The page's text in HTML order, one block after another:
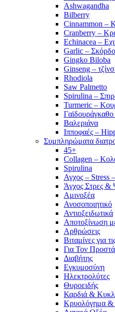
Ashwagandha
Bilberry
Cinnammon –
Cranberry –
Echinacea –
Garlic – Σκόρδο
Gingko Biloba
Ginseng –
Rhodiola
Saw Palmetto
Spirulina –
Turmeric –
Βαλεριάνα
Ιπποφαές –
Συμπληρώματα
45+
Collagen –
Spirulina
Αγχος – Stress
Άγχος Στρες &
Αμινοξέα
Ανοσοποιητικό
Αντιοξειδωτικά
Αποτοξίνωση
Αρθρώσεις
Βιταμίνες για
Για Τον
Διαβήτης
Εγκυμοσύνη
Ηλεκτρολύτες
Θυροειδής
Καρδιά &
Κρυολόγημα &